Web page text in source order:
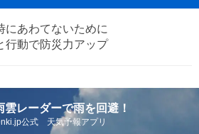
にあわてないために
行動で防災力アップ
雲レーダーで雨を回避！
公式 天気予報アプリ